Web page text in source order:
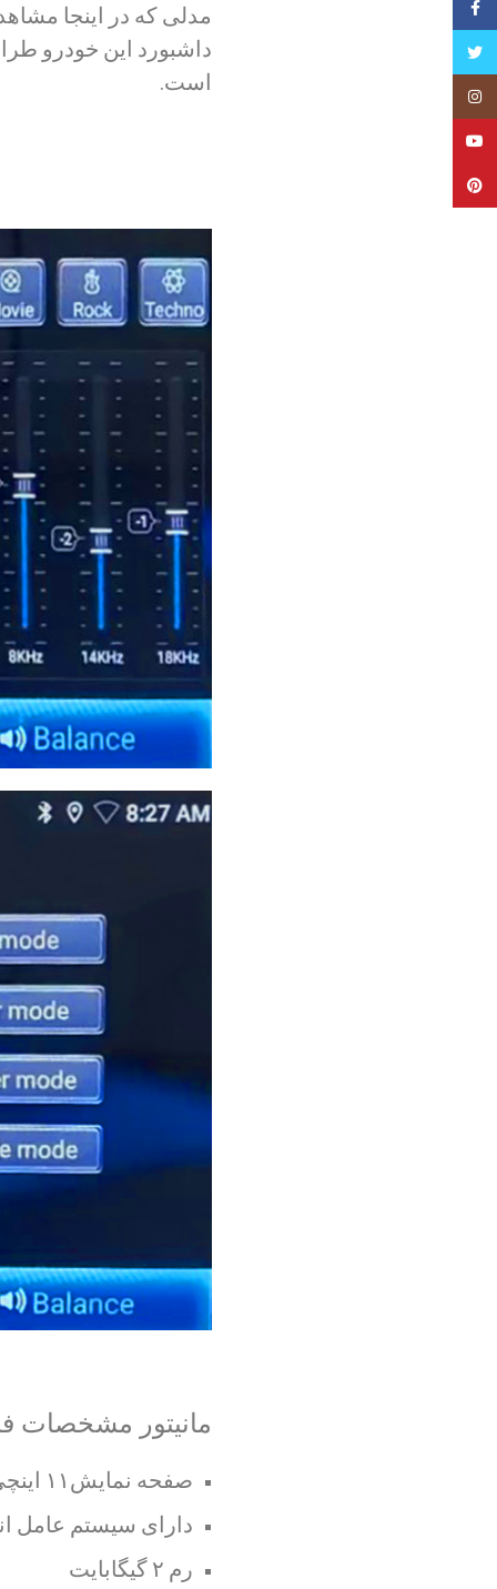
مدلی که در اینجا
داشبورد این خودرو
است.
مانیتور مشخصات
صفحه نمایش۱۱ اینچی (۹اینچ تصویر خالص و ۱۱ اینچ همراه با فضای دکمه ها)
دارای سیستم عامل
رم ۲ گیگابایت